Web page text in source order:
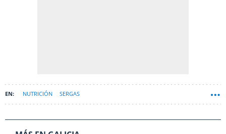
NUTRICIÓN SERGAS